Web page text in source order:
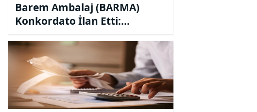
Barem Ambalaj (BARMA)
Konkordato İlan Etti:
Mahkemeden 3 Aylık Geçici
Mühlet Kararı